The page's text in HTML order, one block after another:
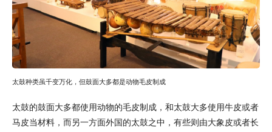
太鼓种类虽千变万化，但鼓面大多都是动物毛皮制成
太鼓的鼓面大多都使用动物的毛皮制成，和太鼓大多使用牛皮或者
马皮当材料，而另一方面外国的太鼓之中，有些则由大象皮或者长